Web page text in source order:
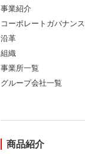
事業紹介
コーポレートガバナンス
沿革
組織
事業所一覧
グループ会社一覧
商品紹介